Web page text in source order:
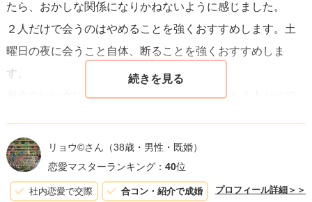
慎重になるべきサインかもしれません。
最後に、あなたが平和で充実した人生を歩むためには、自
分自身の幸福を優先することが最も重要です。自分の感情
や直感を大切にし、あなたが本当に望むものに向かって、
自信を持って進んでいってください。
たら、おかしな関係になりかねないように感じました。
２人だけで会うのはやめることを強くおすすめします。土
曜日の夜に会うこと自体、断ることを強くおすすめしま
す。
都合のいい女にならないためには、その男性と２人だけで
リョウ©️さん （38歳・男性・既婚）
恋愛マスターランキング： 40位
社内恋愛で交際 合コン・紹介で成婚 プロフィール詳細＞＞